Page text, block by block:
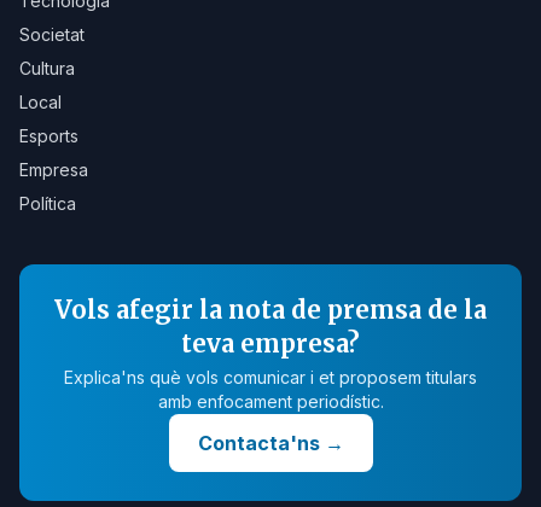
Societat
Cultura
Local
Esports
Empresa
Política
Vols afegir la nota de premsa de la
teva empresa?
Explica'ns què vols comunicar i et proposem titulars
amb enfocament periodístic.
Contacta'ns→